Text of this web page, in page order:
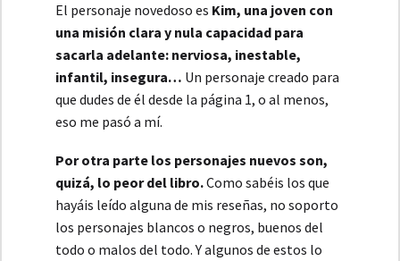
El personaje novedoso es Kim, una joven con
una misión clara y nula capacidad para
sacarla adelante: nerviosa, inestable,
infantil, insegura… Un personaje creado para
que dudes de él desde la página 1, o al menos,
eso me pasó a mí.
Por otra parte los personajes nuevos son,
quizá, lo peor del libro.Como sabéis los que
hayáis leído alguna de mis reseñas, no soporto
los personajes blancos o negros, buenos del
todo o malos del todo. Y algunos de estos lo